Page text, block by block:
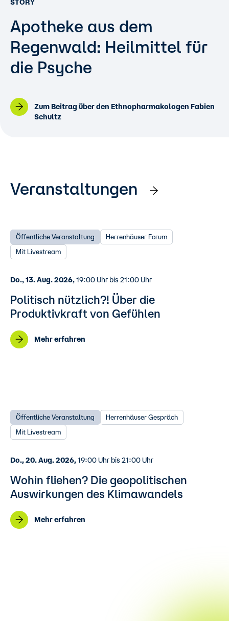
STORY
Apotheke aus dem
Regenwald: Heilmittel für
die Psyche
Zum Beitrag über den Ethnopharmakologen Fabien
Schultz
Veranstaltungen
Öffentliche Veranstaltung Herrenhäuser Forum
Mit Livestream
Do., 13. Aug. 2026,19:00 Uhr bis 21:00 Uhr
Politisch nützlich?! Über die
Produktivkraft von Gefühlen
Mehr erfahren
Öffentliche Veranstaltung Herrenhäuser Gespräch
Mit Livestream
Do., 20. Aug. 2026,19:00 Uhr bis 21:00 Uhr
Wohin fliehen? Die geopolitischen
Auswirkungen des Klimawandels
Mehr erfahren